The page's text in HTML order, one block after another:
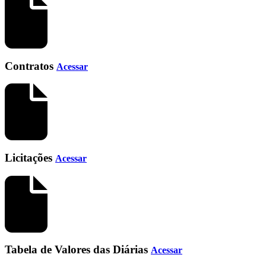
Contratos Acessar
Licitações Acessar
Tabela de Valores das Diárias Acessar